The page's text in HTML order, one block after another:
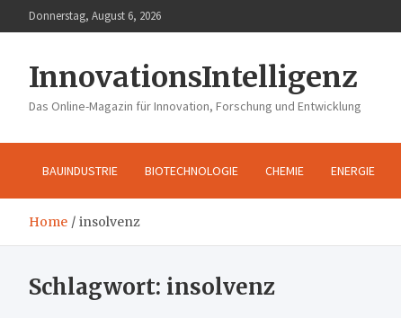
to
Donnerstag, August 6, 2026
InnovationsIntelligenz
Das Online-Magazin für Innovation, Forschung und Entwicklung
BAUINDUSTRIE BIOTECHNOLOGIE CHEMIE ENERGIE
Home insolvenz
Schlagwort: insolvenz